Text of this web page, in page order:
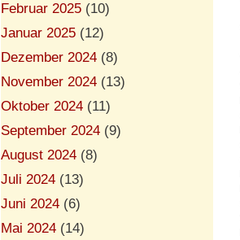
Februar 2025 (10)
Januar 2025 (12)
Dezember 2024 (8)
November 2024 (13)
Oktober 2024 (11)
September 2024 (9)
August 2024 (8)
Juli 2024 (13)
Juni 2024 (6)
Mai 2024 (14)